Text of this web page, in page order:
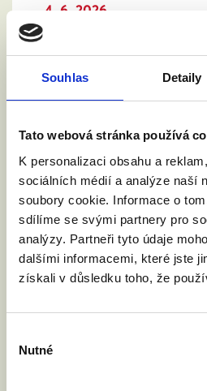
Souhlas Detaily
Tato webová stránka používá
K personalizaci obsahu a
sociálních médií a analýze naší
soubory cookie. Informace o
sdílíme se svými partnery pro
analýzy. Partneři tyto údaje
dalšími informacemi, které jste
získali v důsledku toho, že
souhlasu
Nutné
4. 6. 2026
Rada EU bude v pátek
návrhu nařízení o
manželství, ale o
práv. Vyzvali jsme
podpořila. O co jde?
Číst